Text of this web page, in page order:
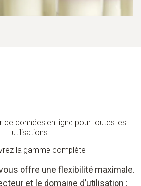
de données en ligne pour toutes les
utilisations :
la gamme complète
offre une flexibilité maximale.
et le domaine d’utilisation :